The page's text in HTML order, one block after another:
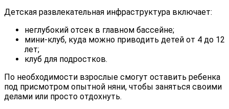
Детская развлекательная инфраструктура включает:
неглубокий отсек в главном бассейне;
мини-клуб, куда можно приводить детей от 4 до 12
лет;
клуб для подростков.
По необходимости взрослые смогут оставить ребенка
под присмотром опытной няни, чтобы заняться своими
делами или просто отдохнуть.